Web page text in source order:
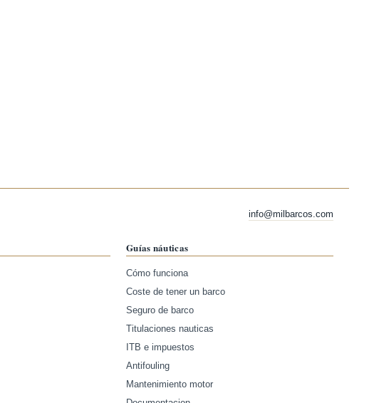
info@milbarcos.com
Guías náuticas
Cómo funciona
Coste de tener un barco
Seguro de barco
Titulaciones nauticas
ITB e impuestos
Antifouling
Mantenimiento motor